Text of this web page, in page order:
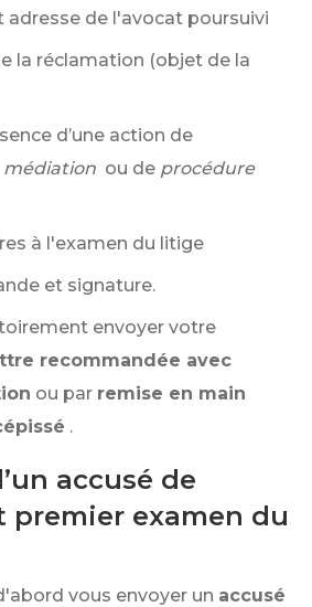
adresse de l'avocat poursuivi
la réclamation (objet de la
d’une action de
médiation ou de procédure
à l'examen du litige
et signature.
envoyer votre
recommandée avec
ou par remise en main
.
accusé de
premier examen du
vous envoyer un accusé